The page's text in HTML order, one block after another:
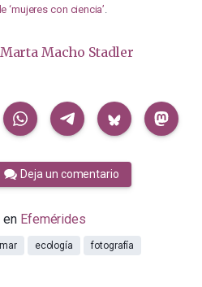
‘mujeres con ciencia’
Marta Macho Stadler
Deja un comentario
en Efemérides
ecología
fotografía